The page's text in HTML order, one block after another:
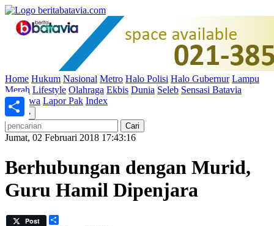
Home Hukum Nasional Metro Halo Polisi Halo Gubernur Lampu
Merah Lifestyle Olahraga Ekbis Dunia Seleb Sensasi Batavia
Peristiwa Lapor Pak Index
»
Jumat, 02 Februari 2018 17:43:16
Berhubungan dengan Murid,
Guru Hamil Dipenjara
Post
Share